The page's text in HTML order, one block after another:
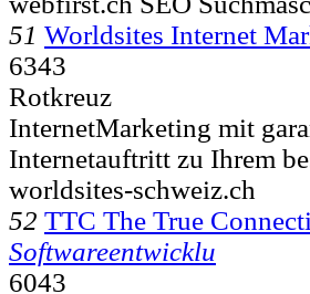
51 Worldsites Internet
6343
Rotkreuz
InternetMarketing mit
Internetauftritt zu Ihrem
worldsites-schweiz.ch
52 TTC The True
Softwareentwicklu
6043